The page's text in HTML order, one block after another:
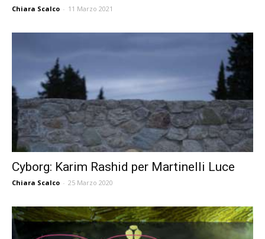
Chiara Scalco - 11 Marzo 2021
Cyborg: Karim Rashid per Martinelli Luce
Chiara Scalco - 25 Marzo 2020